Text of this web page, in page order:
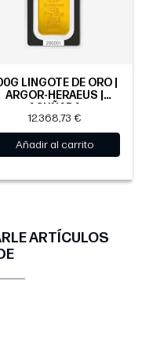
LINGOTE DE ORO |
ARGOR-HERAEUS |
ACUÑADA
12.368,73 €
Añadir al carrito
ARTÍCULOS